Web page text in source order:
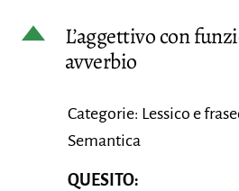
D
L’aggettivo con
avverbio
Categorie: Lessico e
Semantica
QUESITO: